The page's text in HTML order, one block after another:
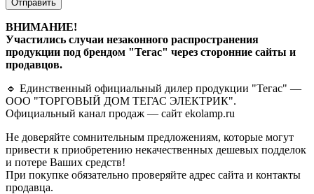
Отправить
ВНИМАНИЕ!
Участились случаи незаконного распространения
продукции под брендом "Тегас" через сторонние сайты и
продавцов.
🔹 Единственный официальный дилер продукции "Тегас" —
ООО "ТОРГОВЫЙ ДОМ ТЕГАС ЭЛЕКТРИК".
Официальный канал продаж — сайт ekolamp.ru
Не доверяйте сомнительным предложениям, которые могут
привести к приобретению некачественных дешевых подделок
и потере Ваших средств!
При покупке обязательно проверяйте адрес сайта и контакты
продавца.